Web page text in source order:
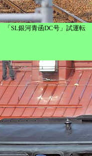
SL銀河青函DC号」試運転